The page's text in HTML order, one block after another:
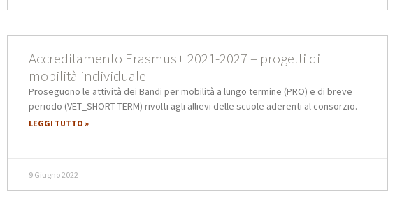
Accreditamento Erasmus+ 2021-2027 – progetti di
mobilità individuale
Proseguono le attività dei Bandi per mobilità a lungo termine (PRO) e di breve
periodo (VET_SHORT TERM) rivolti agli allievi delle scuole aderenti al consorzio.
LEGGI TUTTO »
9 Giugno 2022